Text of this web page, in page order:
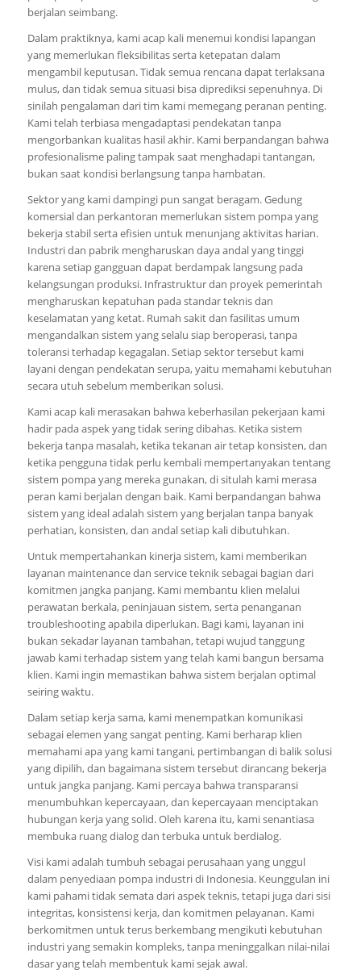
berjalan seimbang.
Dalam praktiknya, kami acap kali menemui kondisi lapangan
yang memerlukan fleksibilitas serta ketepatan dalam
mengambil keputusan. Tidak semua rencana dapat terlaksana
mulus, dan tidak semua situasi bisa diprediksi sepenuhnya. Di
sinilah pengalaman dari tim kami memegang peranan penting.
Kami telah terbiasa mengadaptasi pendekatan tanpa
mengorbankan kualitas hasil akhir. Kami berpandangan bahwa
profesionalisme paling tampak saat menghadapi tantangan,
bukan saat kondisi berlangsung tanpa hambatan.
Sektor yang kami dampingi pun sangat beragam. Gedung
komersial dan perkantoran memerlukan sistem pompa yang
bekerja stabil serta efisien untuk menunjang aktivitas harian.
Industri dan pabrik mengharuskan daya andal yang tinggi
karena setiap gangguan dapat berdampak langsung pada
kelangsungan produksi. Infrastruktur dan proyek pemerintah
mengharuskan kepatuhan pada standar teknis dan
keselamatan yang ketat. Rumah sakit dan fasilitas umum
mengandalkan sistem yang selalu siap beroperasi, tanpa
toleransi terhadap kegagalan. Setiap sektor tersebut kami
layani dengan pendekatan serupa, yaitu memahami kebutuhan
secara utuh sebelum memberikan solusi.
Kami acap kali merasakan bahwa keberhasilan pekerjaan kami
hadir pada aspek yang tidak sering dibahas. Ketika sistem
bekerja tanpa masalah, ketika tekanan air tetap konsisten, dan
ketika pengguna tidak perlu kembali mempertanyakan tentang
sistem pompa yang mereka gunakan, di situlah kami merasa
peran kami berjalan dengan baik. Kami berpandangan bahwa
sistem yang ideal adalah sistem yang berjalan tanpa banyak
perhatian, konsisten, dan andal setiap kali dibutuhkan.
Untuk mempertahankan kinerja sistem, kami memberikan
layanan maintenance dan service teknik sebagai bagian dari
komitmen jangka panjang. Kami membantu klien melalui
perawatan berkala, peninjauan sistem, serta penanganan
troubleshooting apabila diperlukan. Bagi kami, layanan ini
bukan sekadar layanan tambahan, tetapi wujud tanggung
jawab kami terhadap sistem yang telah kami bangun bersama
klien. Kami ingin memastikan bahwa sistem berjalan optimal
seiring waktu.
Dalam setiap kerja sama, kami menempatkan komunikasi
sebagai elemen yang sangat penting. Kami berharap klien
memahami apa yang kami tangani, pertimbangan di balik solusi
yang dipilih, dan bagaimana sistem tersebut dirancang bekerja
untuk jangka panjang. Kami percaya bahwa transparansi
menumbuhkan kepercayaan, dan kepercayaan menciptakan
hubungan kerja yang solid. Oleh karena itu, kami senantiasa
membuka ruang dialog dan terbuka untuk berdialog.
Visi kami adalah tumbuh sebagai perusahaan yang unggul
dalam penyediaan pompa industri di Indonesia. Keunggulan ini
kami pahami tidak semata dari aspek teknis, tetapi juga dari sisi
integritas, konsistensi kerja, dan komitmen pelayanan. Kami
berkomitmen untuk terus berkembang mengikuti kebutuhan
industri yang semakin kompleks, tanpa meninggalkan nilai-nilai
dasar yang telah membentuk kami sejak awal.